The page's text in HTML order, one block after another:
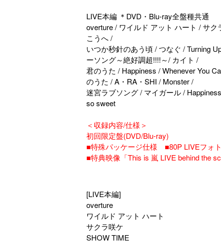
LIVE本編 ＊DVD・Blu-ray全盤種共通
overture / ワイルド アット ハート / サ
こうへ /
いつか秒針のあう頃 / つなぐ / Turning
ーソング～絶好調超!!!!～/ カイト /
君のうた / Happiness / Whenever You
のうた / A・RA・SHI / Monster /
迷宮ラブソング / マイガール /
so sweet
＜収録内容/仕様＞
初回限定盤(DVD/Blu-ray)
■特殊パッケージ仕様 ■80P LIVEフォ
■特典映像「This is 嵐 LIVE behind the
[LIVE本編]
overture
ワイルド アット ハート
サクラ咲ケ
SHOW TIME